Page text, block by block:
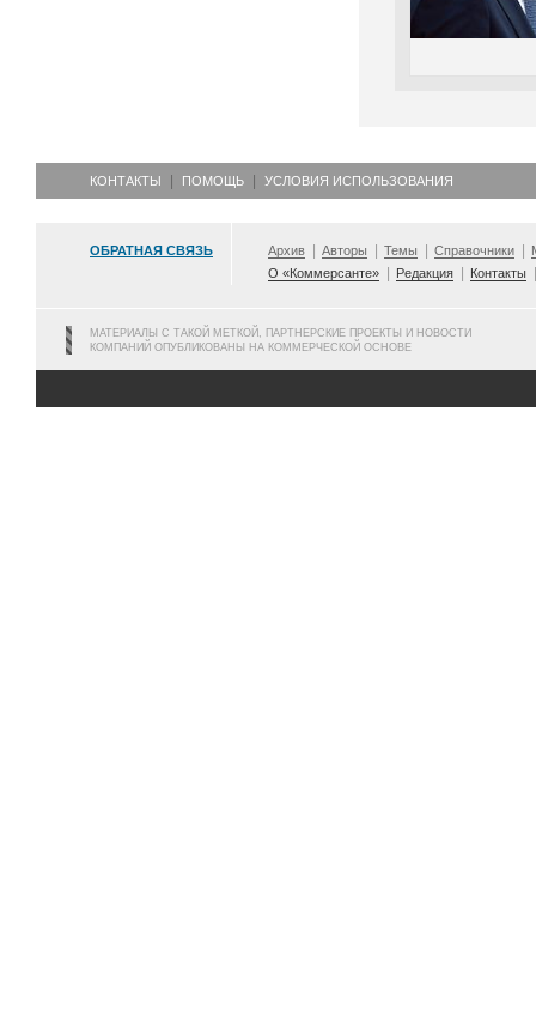
КОНТАКТЫ ПОМОЩЬ УСЛОВИЯ ИСПОЛЬЗОВАНИЯ
ОБРАТНАЯ СВЯЗЬ Архив Авторы Темы Справочники
О «Коммерсанте»
Редакция Контакты
МАТЕРИАЛЫ С ТАКОЙ МЕТКОЙ, ПАРТНЕРСКИЕ ПРОЕКТЫ И НОВОСТИ
КОМПАНИЙ ОПУБЛИКОВАНЫ НА КОММЕРЧЕСКОЙ ОСНОВЕ